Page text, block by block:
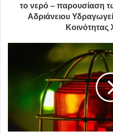
το νερό – παρουσίαση
Αδριάνειου
Κοινότητας